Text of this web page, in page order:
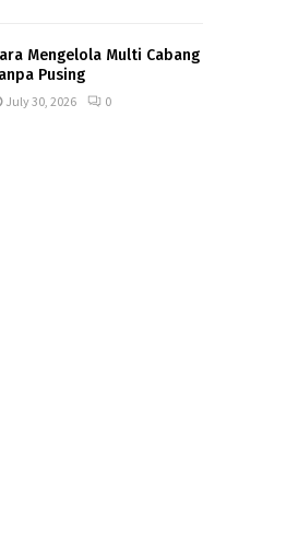
Mengelola Multi Cabang
Pusing
July 30, 2026 0